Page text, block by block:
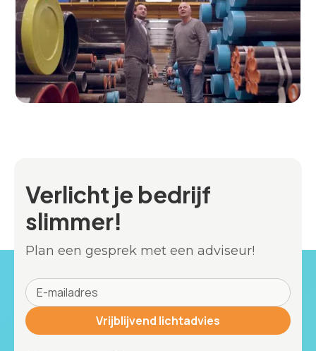
Verlicht je bedrijf
slimmer!
Plan een gesprek met een adviseur!